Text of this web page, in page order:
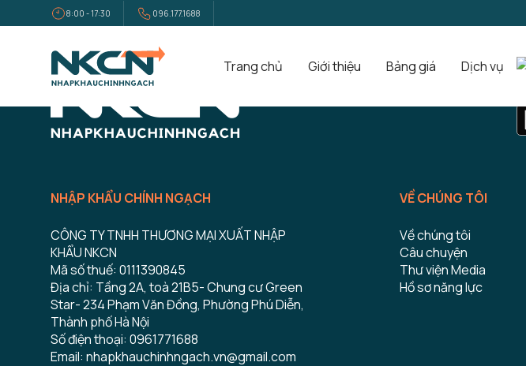
8:00 - 17:30 096.177.1688
Trang chủ Giới thiệu Bảng giá Dịch vụ
NHẬP KHẨU CHÍNH NGẠCH
CÔNG TY TNHH THƯƠNG MẠI XUẤT NHẬP
KHẨU NKCN
Mã số thuế: 0111390845
Địa chỉ: Tầng 2A, toà 21B5- Chung cư Green
Star- 234 Phạm Văn Đồng, Phường Phú Diễn,
Thành phố Hà Nội
Số điện thoại: 0961771688
Email: nhapkhauchinhngach.vn@gmail.com
VỀ CHÚNG TÔI
Về chúng tôi
Câu chuyện
Thư viện Media
Hồ sơ năng lực